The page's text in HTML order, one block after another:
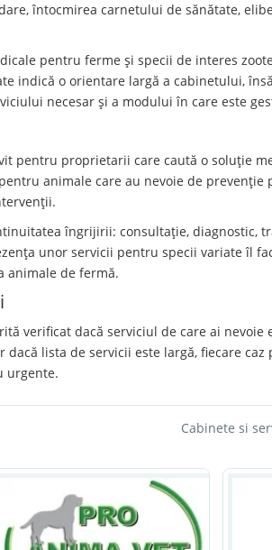
întocmirea carnetului de sănătate,
pentru ferme și specii de interes
indică o orientare largă a cabinetului,
necesar și a modului în care este
pentru proprietarii care caută o soluție
animale care au nevoie de prevenție
îngrijirii: consultație, diagnostic,
unor servicii pentru specii variate îl
animale de fermă.
verificat dacă serviciul de care ai
lista de servicii este largă, fiecare caz
urgente.
Cabinete si